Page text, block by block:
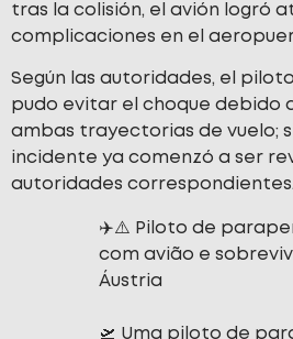
tras la colisión, el avión logró
complicaciones en el
Según las autoridades, el
pudo evitar el choque debido
ambas trayectorias de vuelo;
incidente ya comenzó a ser
autoridades correspondientes.
✈️⚠️ Piloto de
com avião e
Áustria
🛫 Uma piloto de